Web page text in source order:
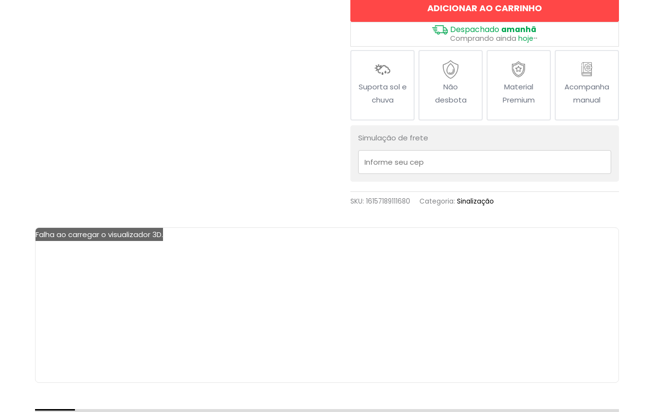
ADICIONAR AO CARRINHO
Despachado amanhã
Comprando ainda hoje**
Suporta sol e
chuva
Não
desbota
Material
Premium
Acompanha
manual
Simulação de frete
SKU: 16157189111680 Categoria: Sinalização
Falha ao carregar o visualizador 3D.